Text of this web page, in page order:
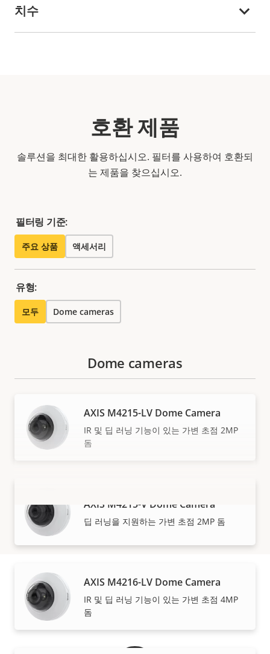
치수
호환 제품
솔루션을 최대한 활용하십시오. 필터를 사용하여 호환되
는 제품을 찾으십시오.
필터링 기준:
주요 상품 액세서리
유형:
모두 Dome cameras
더 보기
Dome cameras
AXIS M4215-LV Dome Camera
IR 및 딥 러닝 기능이 있는 가변 초점 2MP
돔
AXIS M4215-V Dome Camera
딥 러닝을 지원하는 가변 초점 2MP 돔
AXIS M4216-LV Dome Camera
IR 및 딥 러닝 기능이 있는 가변 초점 4MP
돔
보증